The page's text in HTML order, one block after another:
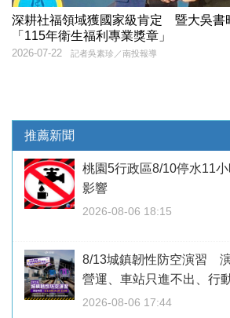
深耕社福領域獲國家級肯定 暨大吳書
「115年衛生福利專業獎章」
記者吳素珍／南投報導
2026-07-22
推薦新聞
桃園5行政區8/10停水11
影響
2026-08-06 18:15
8/13城鎮韌性防空演習
營運、車站只進不出、行
2026-08-06 17:44